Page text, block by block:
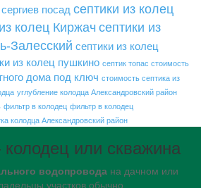
посад септики из колец
колец Киржач септики из
Залесский септики из колец
из колец пушкино септик топас стоимость
дома под ключ стоимость септика из
углубление колодца Александровский район
фильтр в колодец фильтр в колодец
колодца Александровский район
или скважина
водопровода на дачном или
участков обычно